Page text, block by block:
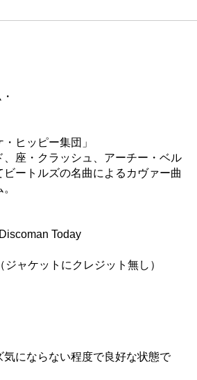
ヒッピー集団」
、座・クラッシュ、アーチー・ベル
ビートルズの名曲によるカヴァー曲
Today
ャケットにクレジット無し）
にならない程度で良好な状態で